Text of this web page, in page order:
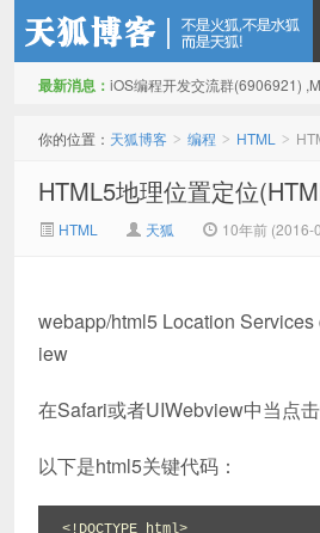
最新消息： iOS编程开发交流群(6906921)
你的位置： 天狐博客 > 编程 > HTML >
HTML5地理位置定位
HTML 天狐 10年前 (2016-
webapp/html5 Location
iew
在Safari或者UIWebview中当点
以下是html5关键代码：
<!DOCTYPE html>